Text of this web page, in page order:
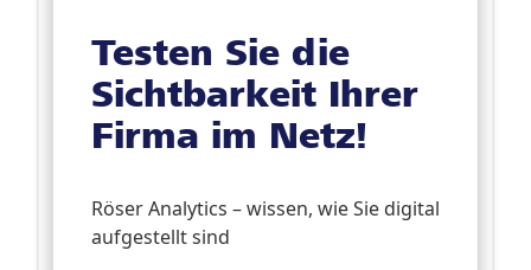
Digitale Screens: Warum der Supermarkt
zu den spannendsten Werbestandorten
gehört
Hochschule Karlsruhe
Erweiterung unserer Produktpalette:
Testen Sie die
Sichtbarkeit Ihrer
Firma im Netz!
Röser Analytics – wissen, wie Sie digital
aufgestellt sind